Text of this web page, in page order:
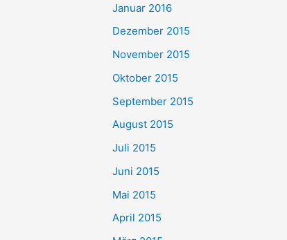
Januar 2016
Dezember 2015
November 2015
Oktober 2015
September 2015
August 2015
Juli 2015
Juni 2015
Mai 2015
April 2015